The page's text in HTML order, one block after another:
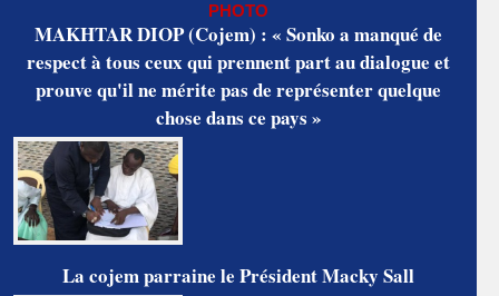
PHOTO
MAKHTAR DIOP (Cojem) : « Sonko a manqué de
respect à tous ceux qui prennent part au dialogue et
prouve qu'il ne mérite pas de représenter quelque
chose dans ce pays »
La cojem parraine le Président Macky Sall